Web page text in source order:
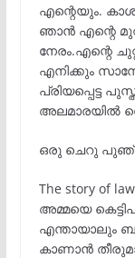
എന്റെയും.
ഞാൻ എന്റെ
നേരം.എന്റെ
എനിക്കും
പ്രിയപ്പെട്ട
അലമാരയിൽ
ഒരു ചെറു
The story of
അമ്മയെ
എന്തായാലും
കാണാൻ